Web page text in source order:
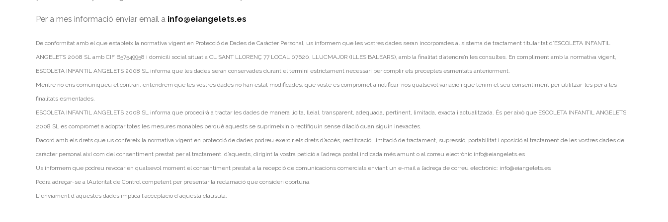
Per a mes informació enviar email a info@eiangelets.es
De conformitat amb el que estableix la normativa vigent en Protecció de Dades de Caràcter Personal, us informem que les vostres dades seran incorporades al sistema de tractament titularitat d’ESCOLETA INFANTIL
ANGELETS 2008 SL amb CIF B57549958 i domicili social situat a CL SANT LLORENÇ 77 LOCAL 07620, LLUCMAJOR (ILLES BALEARS), amb la finalitat d’atendre’n les consultes. En compliment amb la normativa vigent,
ESCOLETA INFANTIL ANGELETS 2008 SL informa que les dades seran conservades durant el termini estrictament necessari per complir els preceptes esmentats anteriorment.
Mentre no ens comuniqueu el contrari, entendrem que les vostres dades no han estat modificades, que vostè es compromet a notificar-nos qualsevol variació i que tenim el seu consentiment per utilitzar-les per a les
finalitats esmentades.
ESCOLETA INFANTIL ANGELETS 2008 SL informa que procedirà a tractar les dades de manera lícita, lleial, transparent, adequada, pertinent, limitada, exacta i actualitzada. És per això que ESCOLETA INFANTIL ANGELETS
2008 SL es compromet a adoptar totes les mesures raonables perquè aquests se suprimeixin o rectifiquin sense dilació quan siguin inexactes.
D’acord amb els drets que us confereix la normativa vigent en protecció de dades podreu exercir els drets d’accés, rectificació, limitació de tractament, supressió, portabilitat i oposició al tractament de les vostres dades de
caràcter personal així com del consentiment prestat per al tractament. d’aquests, dirigint la vostra petició a l’adreça postal indicada més amunt o al correu electrònic info@eiangelets.es
Us informem que podreu revocar en qualsevol moment el consentiment prestat a la recepció de comunicacions comercials enviant un e-mail a l’adreça de correu electrònic: info@eiangelets.es
Podrà adreçar-se a lAutoritat de Control competent per presentar la reclamació que consideri oportuna.
L´enviament d´aquestes dades implica l´acceptació d´aquesta clàusula.